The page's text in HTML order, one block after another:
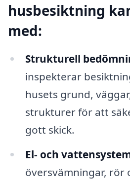
husbesiktning
med:
Strukturell
inspekterar
husets grund,
strukturer för att
gott skick.
El- och
översvämningar, rör